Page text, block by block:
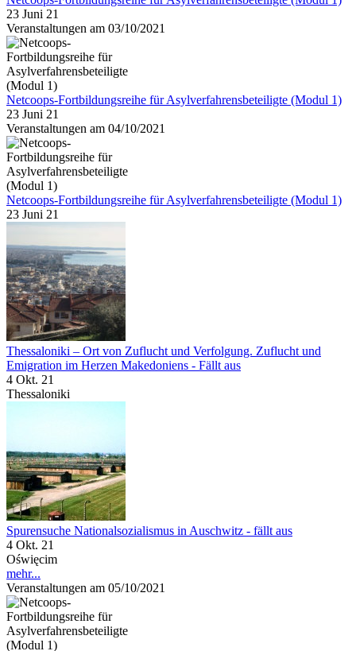
23 Juni 21
Veranstaltungen am 03/10/2021
Netcoops-Fortbildungsreihe für Asylverfahrensbeteiligte (Modul 1)
23 Juni 21
Veranstaltungen am 04/10/2021
Netcoops-Fortbildungsreihe für Asylverfahrensbeteiligte (Modul 1)
23 Juni 21
Thessaloniki – Ort von Zuflucht und Verfolgung. Zuflucht und
Emigration im Herzen Makedoniens - Fällt aus
4 Okt. 21
Thessaloniki
Spurensuche Nationalsozialismus in Auschwitz - fällt aus
4 Okt. 21
Oświęcim
mehr...
Veranstaltungen am 05/10/2021